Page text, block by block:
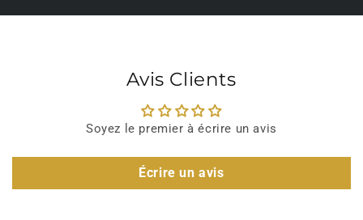
Avis Clients
Soyez le premier à écrire un avis
Écrire un avis